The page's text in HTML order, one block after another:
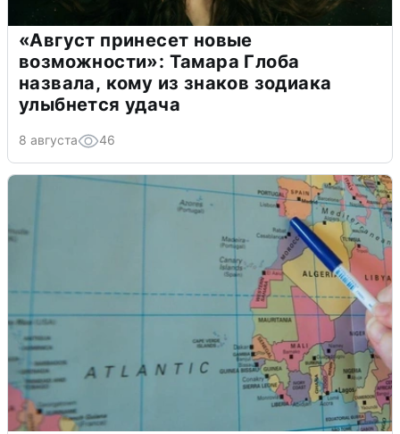
«Август принесет новые
возможности»: Тамара Глоба
назвала, кому из знаков зодиака
улыбнется удача
8 августа 46